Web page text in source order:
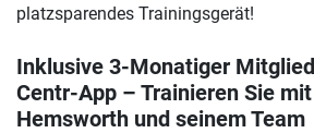
platzsparendes Trainingsgerät!
Inklusive 3-Monatiger
Centr-App – Trainieren Sie
Hemsworth und seinem Team